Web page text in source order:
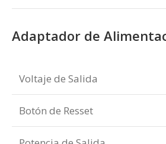
Adaptador de
Voltaje de Salida
Botón de Resset